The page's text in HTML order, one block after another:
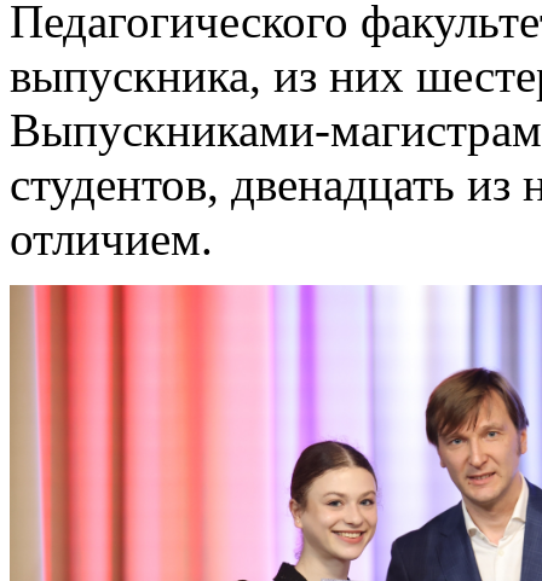
Педагогического
выпускника, из них
Выпускниками-
студентов, двенадцать
отличием.